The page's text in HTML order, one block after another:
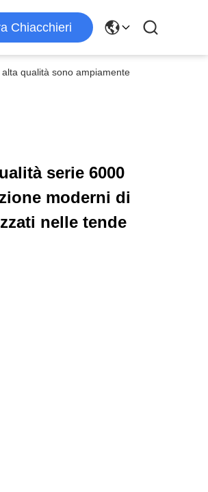
Chiacchieri
qualità sono ampiamente
serie 6000
moderni di
nelle tende